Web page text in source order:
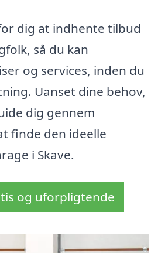
dig at indhente tilbud
så du kan
og services, inden du
Uanset dine behov,
dig gennem
finde den ideelle
i Skave.
og uforpligtende